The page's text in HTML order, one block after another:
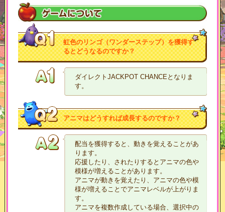
虹色のリンゴ（ワンダーステップ）を獲得す
るとどうなるのですか？
ダイレクトJACKPOT CHANCEとなりま
す。
アニマはどうすれば成長するのですか？
配当を獲得すると、動きを覚えることがあ
ります。
応援したり、されたりするとアニマの色や
模様が増えることがあります。
アニマが動きを覚えたり、アニマの色や模
様が増えることでアニマレベルが上がりま
す。
アニマを複数作成している場合、選択中の